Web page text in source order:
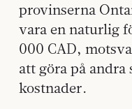
provinserna
vara en naturlig
000 CAD,
att göra på
kostnader.